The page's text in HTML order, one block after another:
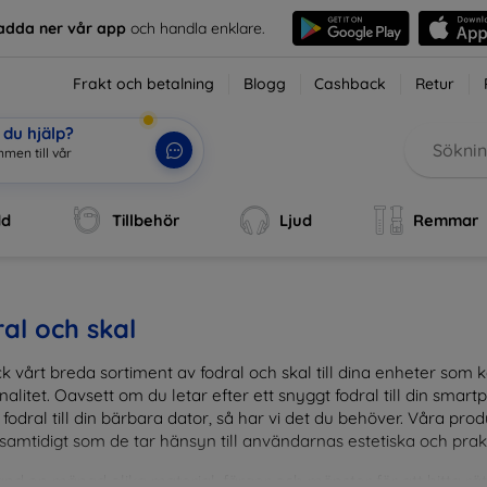
ner vår app och handla enklare.
Frakt och betalning Blogg Cashback Retur
hjälp?
till vår
Tillbehör Ljud Remmar
och skal
vårt breda sortiment av fodral och skal till dina enheter som
Oavsett om du letar efter ett snyggt fodral till din
till din bärbara dator, så har vi det du behöver. Våra
som de tar hänsyn till användarnas estetiska och